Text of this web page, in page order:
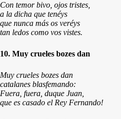
Con temor bivo, ojos tristes,
a la dicha que tenéys
que nunca más os veréys
tan ledos como vos vistes.
10. Muy crueles bozes dan
Muy crueles bozes dan
catalanes blasfemando:
Fuera, fuera, duque Juan,
que es casado el Rey Fernando!